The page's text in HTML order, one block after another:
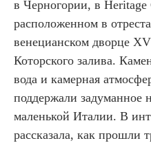
в Черногории, в
расположенном в
венецианском дворце
Которского залива.
вода и камерная
поддержали задуманное
маленькой Италии. В
рассказала, как прошли